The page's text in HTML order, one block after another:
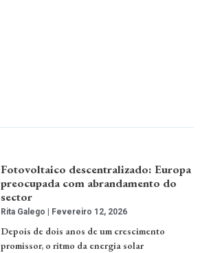
Fotovoltaico descentralizado: Europa
preocupada com abrandamento do
sector
Rita Galego Fevereiro 12, 2026
Depois de dois anos de um crescimento
promissor, o ritmo da energia solar